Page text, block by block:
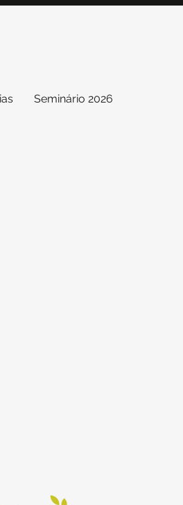
Seminário 2026